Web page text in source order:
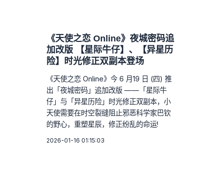
《天使之恋 Online》夜城密码追
加改版 【星际牛仔】、【异星历
险】时光修正双副本登场
《天使之恋 Online》今 6 月19 日 (四) 推
出「夜城密码」追加改版 ——「星际牛
仔」与「异星历险」时光修正双副本，小
天使需要在时空裂缝阻止邪恶科学家巴钦
的野心，重塑星辰，修正纷乱的命运!
2026-01-16 01:15:03